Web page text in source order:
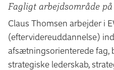
Fagligt arbejdsområde
Claus Thomsen arbejder i
(eftervidereuddannelse)
afsætningsorienterede fag,
strategiske lederskab,